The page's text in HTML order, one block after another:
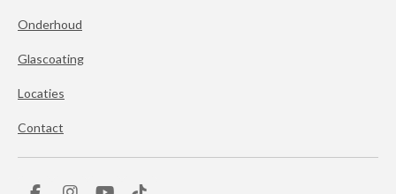
Onderhoud
Glascoating
Locaties
Contact